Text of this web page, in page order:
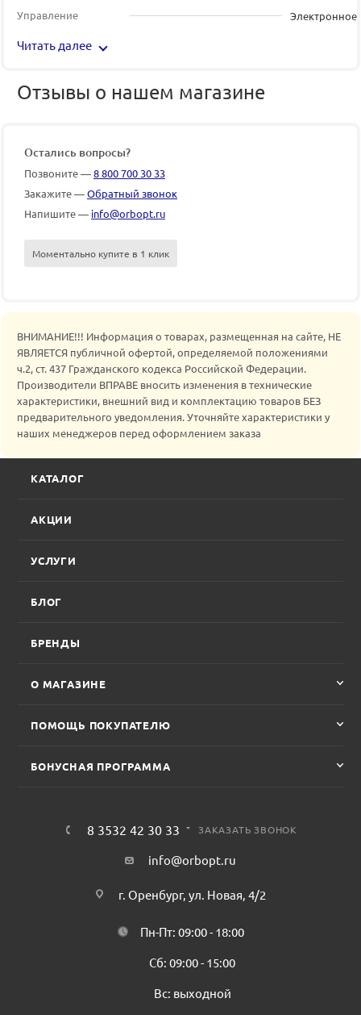
Управление
Электронное
Читать далее
Отзывы о нашем магазине
Остались вопросы?
Позвоните —8 800 700 30 33
Закажите —Обратный звонок
Напишите — info@orbopt.ru
Моментально купите в 1 клик
ВНИМАНИЕ!!! Информация о товарах, размещенная на сайте, НЕ
ЯВЛЯЕТСЯ публичной офертой, определяемой положениями
ч.2, ст. 437 Гражданского кодекса Российской Федерации.
Производители ВПРАВЕ вносить изменения в технические
характеристики, внешний вид и комплектацию товаров БЕЗ
предварительного уведомления. Уточняйте характеристики у
наших менеджеров перед оформлением заказа
КАТАЛОГ
АКЦИИ
УСЛУГИ
БЛОГ
БРЕНДЫ
О МАГАЗИНЕ
ПОМОЩЬ ПОКУПАТЕЛЮ
БОНУСНАЯ ПРОГРАММА
8 3532 42 30 33 ЗАКАЗАТЬ ЗВОНОК
info@orbopt.ru
г. Оренбург, ул. Новая, 4/2
Пн-Пт: 09:00 - 18:00
Сб: 09:00 - 15:00
Вс: выходной